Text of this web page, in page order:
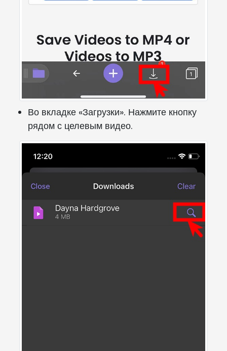
Во вкладке «Загрузки». Нажмите кнопку
рядом с целевым видео.